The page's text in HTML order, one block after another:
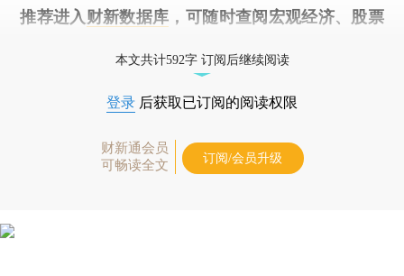
推荐进入 财新数据库 ，可随时查阅宏观经济、股票
本文共计592字 订阅后继续阅读
登录 后获取已订阅的阅读权限
财新通会员
可畅读全文
订阅/会员升级